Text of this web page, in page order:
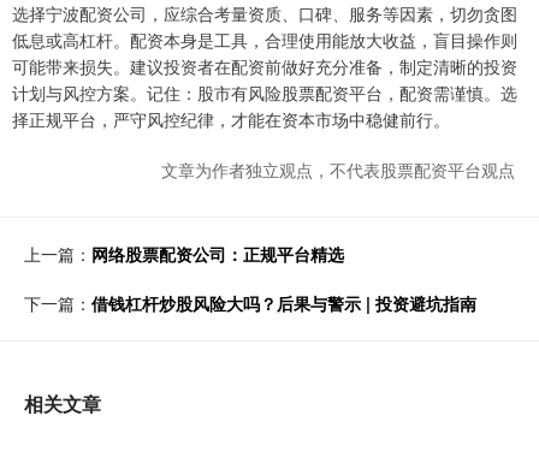
选择宁波配资公司，应综合考量资质、口碑、服务等因素，切勿贪图
低息或高杠杆。配资本身是工具，合理使用能放大收益，盲目操作则
可能带来损失。建议投资者在配资前做好充分准备，制定清晰的投资
计划与风控方案。记住：股市有风险股票配资平台，配资需谨慎。选
择正规平台，严守风控纪律，才能在资本市场中稳健前行。
文章为作者独立观点，不代表股票配资平台观点
上一篇： 网络股票配资公司：正规平台精选
下一篇： 借钱杠杆炒股风险大吗？后果与警示 | 投资避坑指南
相关文章